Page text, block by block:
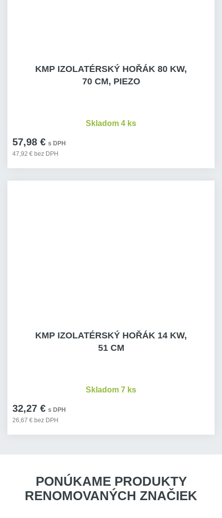
KMP IZOLATÉRSKÝ HOŘÁK 80 KW,
70 CM, PIEZO
57,98 € s DPH
47,92 € bez DPH
Skladom 4 ks
KMP IZOLATÉRSKÝ HOŘÁK 14 KW,
51 CM
32,27 € s DPH
26,67 € bez DPH
Skladom 7 ks
PONÚKAME PRODUKTY
RENOMOVANÝCH ZNAČIEK